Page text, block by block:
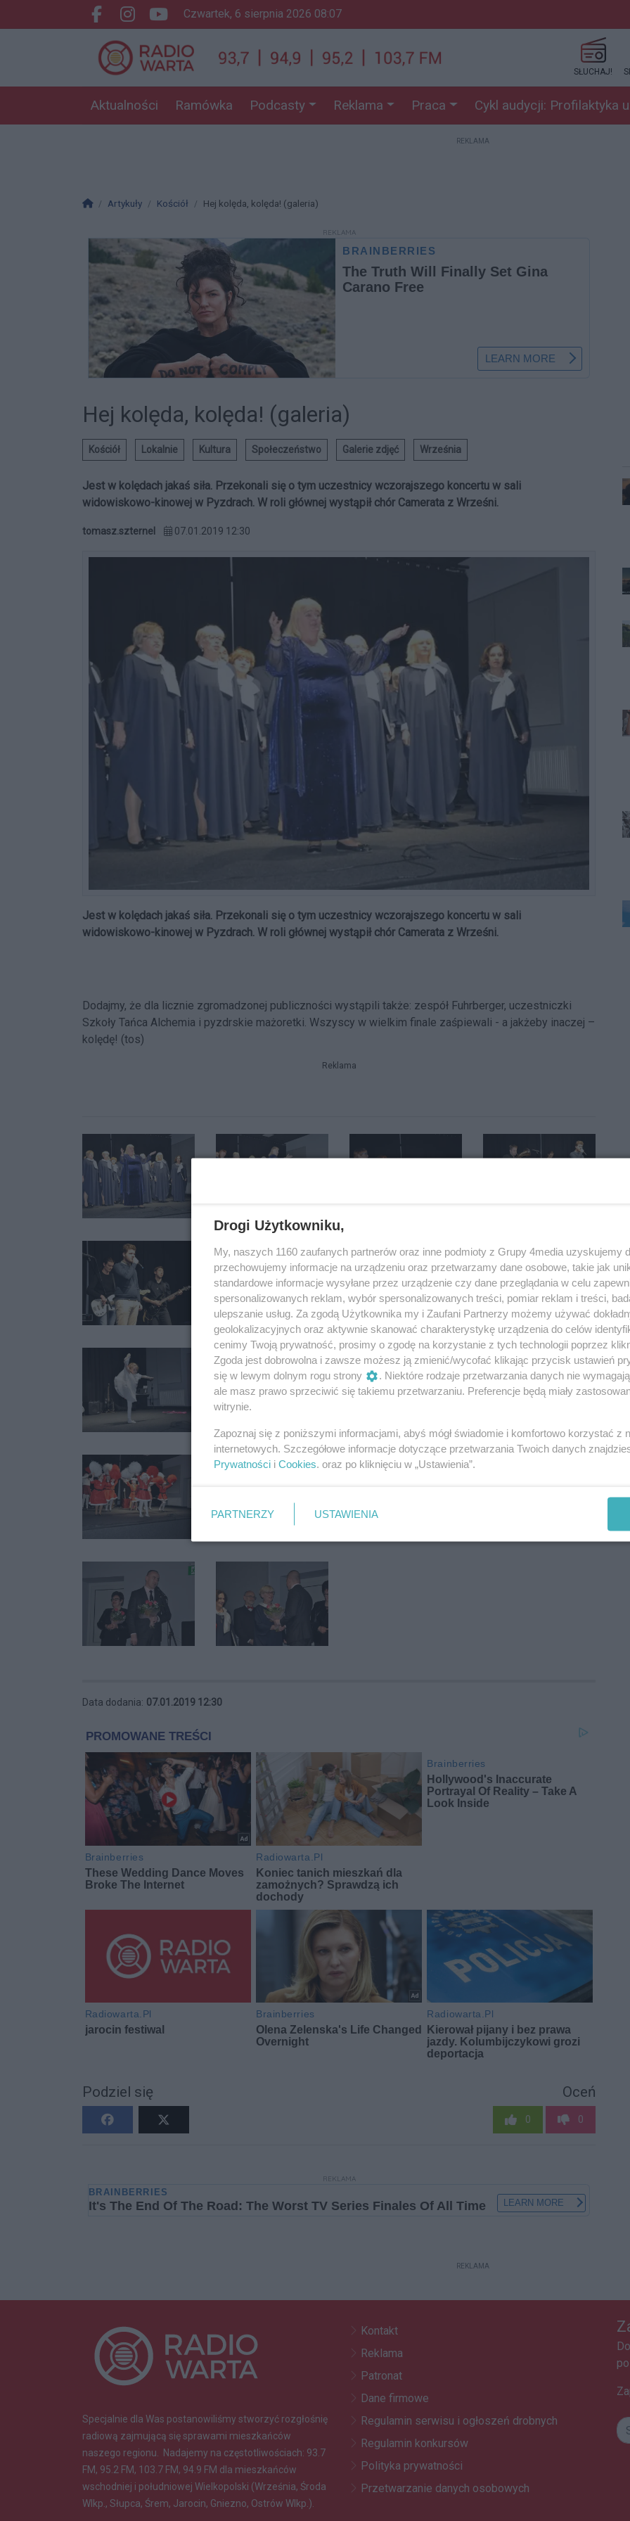
Facebook.com
Instagram.com
Youtube.com
czwartek, 6 sierpnia 2026 08:07
SŁUCHAJ!
Aktualności Ramówka Podcasty Reklama Praca Cykl audycji: Profilaktyka
REKLAMA
Strona główna
Artykuły Kościół Hej kolęda, kolęda! (galeria)
REKLAMA
Hej kolęda, kolęda! (galeria)
Kościół Lokalnie Kultura Społeczeństwo Galerie zdjęć Września
Jest w kolędach jakaś siła. Przekonali się o tym uczestnicy wczorajszego koncertu w sali
widowiskowo-kinowej w Pyzdrach. W roli głównej wystąpił chór Camerata z Wrześni.
tomasz.szternel 07.01.2019 12:30
Jest w kolędach jakaś siła. Przekonali się o tym uczestnicy wczorajszego koncertu w sali
widowiskowo-kinowej w Pyzdrach. W roli głównej wystąpił chór Camerata z Wrześni.
Dodajmy, że dla licznie zgromadzonej publiczności wystąpili także: zespół Fuhrberger, uczestniczki
Szkoły Tańca Alchemia i pyzdrskie mażoretki. Wszyscy w wielkim finale zaśpiewali - a jakżeby inaczej –
kolędę! (tos)
Reklama
Data dodania: 07.01.2019 12:30
Podziel się Oceń
0 0
REKLAMA
REKLAMA
Specjalnie dla Was postanowiliśmy stworzyć rozgłośnię
radiową zajmującą się sprawami mieszkańców
naszego regionu.
Nadajemy na częstotliwościach: 93.7
FM, 95.2 FM, 103.7 FM, 94.9 FM dla mieszkańców
wschodniej i południowej Wielkopolski (Września, Środa
Wlkp., Słupca, Śrem, Jarocin, Gniezno, Ostrów Wlkp.).
Kontakt
Reklama
Patronat
Dane firmowe
Regulamin serwisu i ogłoszeń drobnych
Regulamin konkursów
Polityka prywatności
Przetwarzanie danych osobowych
Drogi Użytkowniku,
My, naszych 1160 zaufanych partnerów oraz inne podmioty z Grupy 4media uzyskujemy
przechowujemy informacje na urządzeniu oraz przetwarzamy dane osobowe, takie jak
standardowe informacje wysyłane przez urządzenie czy dane przeglądania w celu
spersonalizowanych reklam, wybór spersonalizowanych treści, pomiar reklam i treści,
ulepszanie usług. Za zgodą Użytkownika my i Zaufani Partnerzy możemy używać
geolokalizacyjnych oraz aktywnie skanować charakterystykę urządzenia do celów
cenimy Twoją prywatność, prosimy o zgodę na korzystanie z tych technologii poprzez
Zgoda jest dobrowolna i zawsze możesz ją zmienić/wycofać klikając przycisk ustawień
się w lewym dolnym rogu strony
. Niektóre rodzaje przetwarzania danych nie
ale masz prawo sprzeciwić się takiemu przetwarzaniu. Preferencje będą miały
witrynie.
Zapoznaj się z poniższymi informacjami, abyś mógł świadomie i komfortowo korzystać z
internetowych. Szczegółowe informacje dotyczące przetwarzania Twoich danych
Prywatności i Cookies. oraz po kliknięciu w „Ustawienia”.
PARTNERZY USTAWIENIA